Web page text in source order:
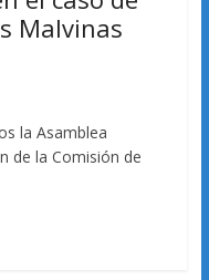
Malvinas
la Asamblea
de la Comisión de